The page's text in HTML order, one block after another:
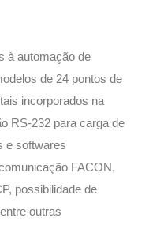
à automação de
de 24 pontos de
incorporados na
RS-232 para carga de
e softwares
FACON,
possibilidade de
outras